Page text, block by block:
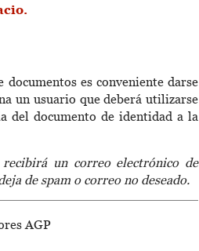
es conveniente darse
un usuario que deberá utilizarse
del documento de identidad a la
un correo electrónico de
de spam o correo no deseado.
AGP